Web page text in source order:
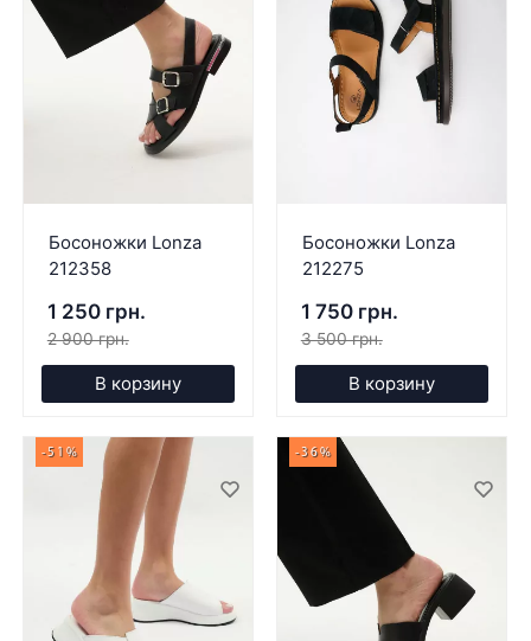
Босоножки Lonza
212358
1 250 грн.
2 900 грн.
В корзину
Босоножки Lonza
212275
1 750 грн.
3 500 грн.
В корзину
-51% -36%